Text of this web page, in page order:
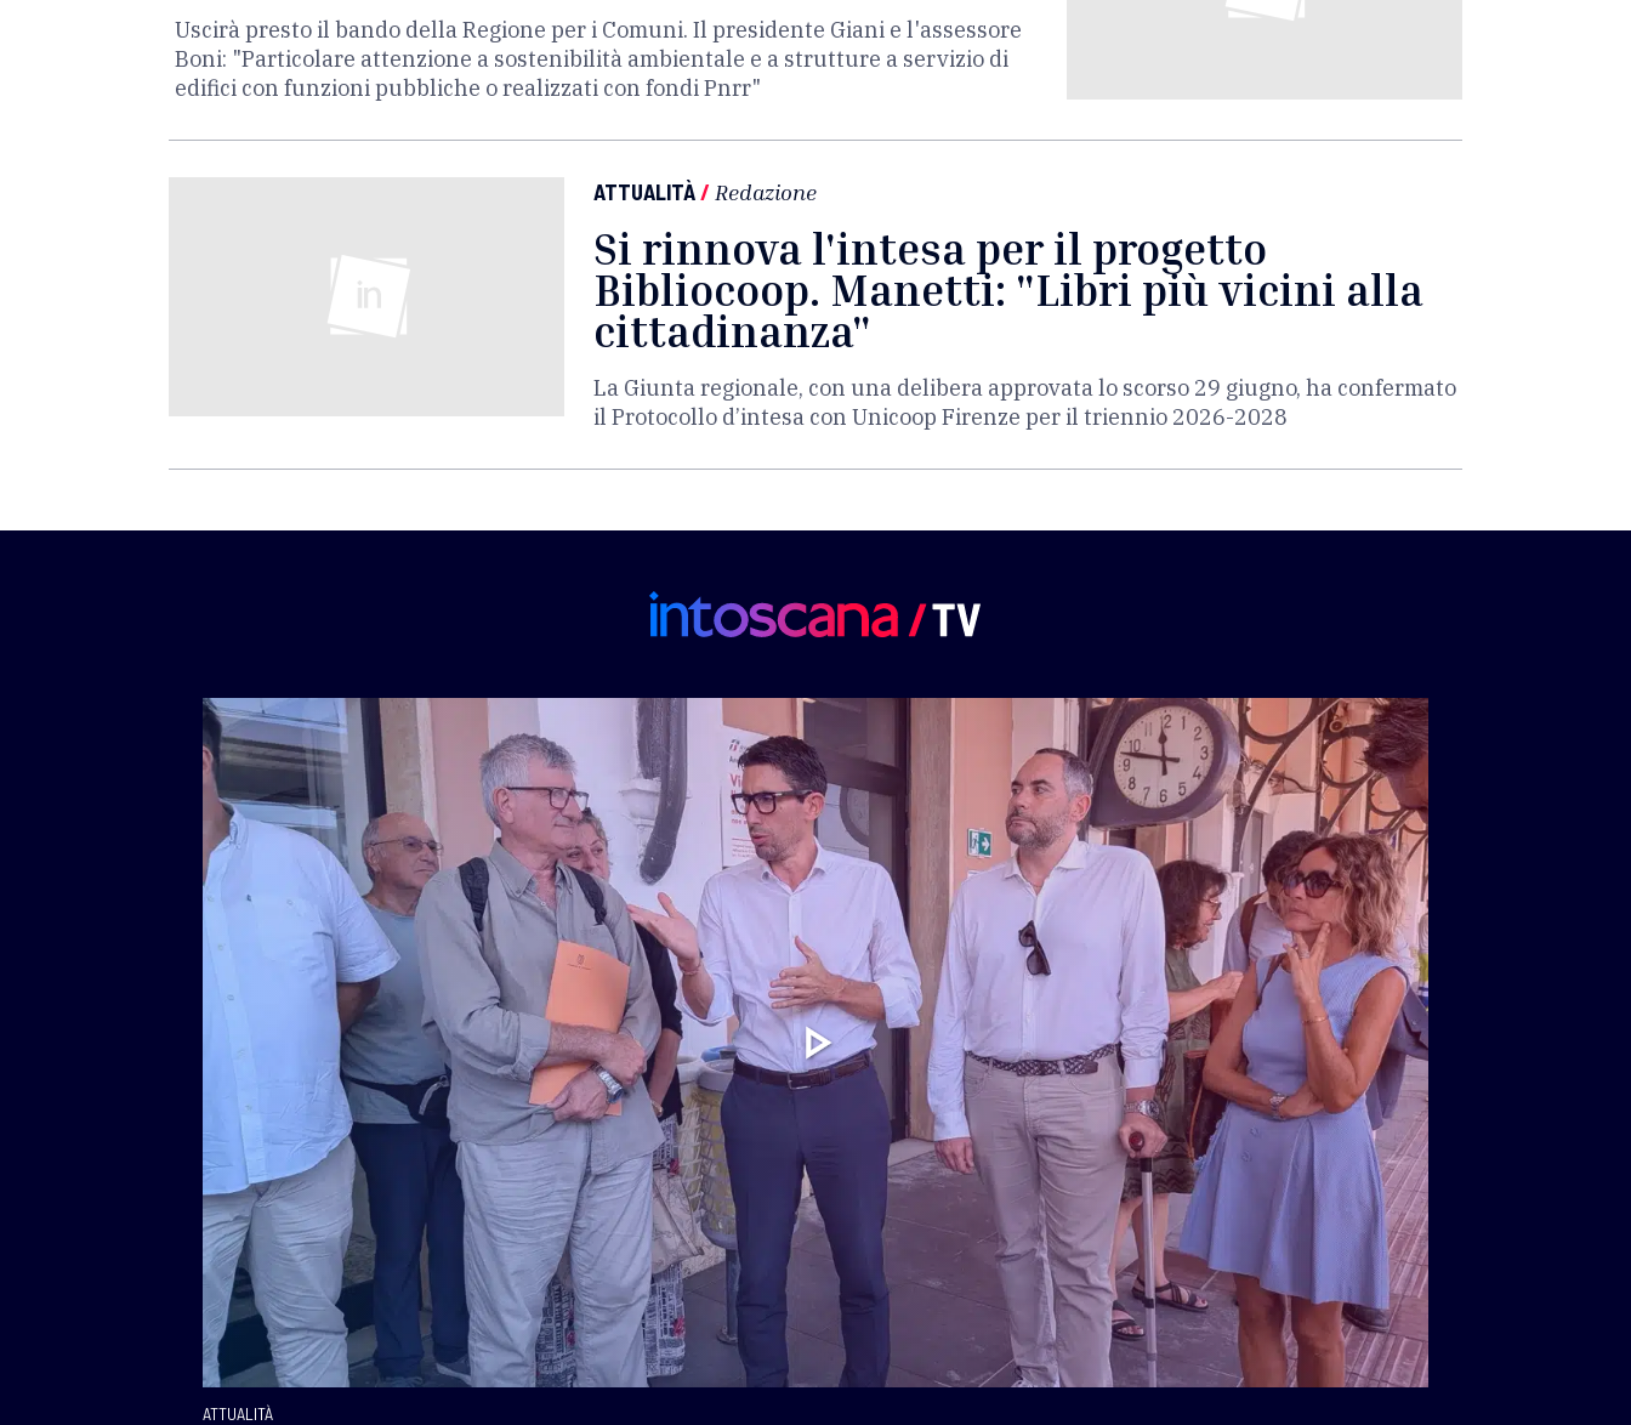
Uscirà presto il bando della Regione per i Comuni. Il presidente Giani e l'assessore
Boni: "Particolare attenzione a sostenibilità ambientale e a strutture a servizio di
edifici con funzioni pubbliche o realizzati con fondi Pnrr"
ATTUALITÀ/ Redazione
Si rinnova l'intesa per il progetto
Bibliocoop. Manetti: "Libri più vicini alla
cittadinanza"
La Giunta regionale, con una delibera approvata lo scorso 29 giugno, ha confermato
il Protocollo d’intesa con Unicoop Firenze per il triennio 2026-2028
ATTUALITÀ